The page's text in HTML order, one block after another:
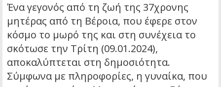
Ένα γεγονός από τη ζωή της 37χρονης
μητέρας από τη Βέροια, που έφερε στον
κόσμο το μωρό της και στη συνέχεια το
σκότωσε την Τρίτη (09.01.2024),
αποκαλύπτεται στη δημοσιότητα.
Σύμφωνα με πληροφορίες, η γυναίκα, που